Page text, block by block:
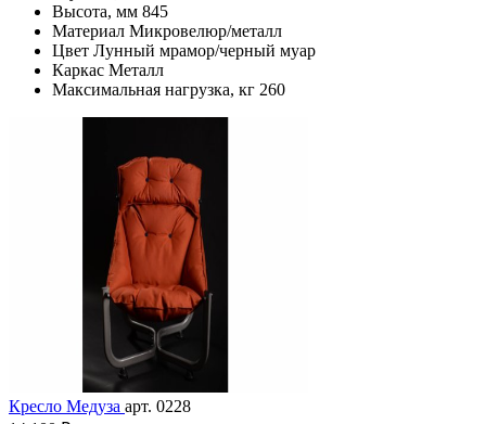
Высота, мм 845
Материал Микровелюр/металл
Цвет Лунный мрамор/черный муар
Каркас Металл
Максимальная нагрузка, кг 260
Кресло Медуза арт. 0228